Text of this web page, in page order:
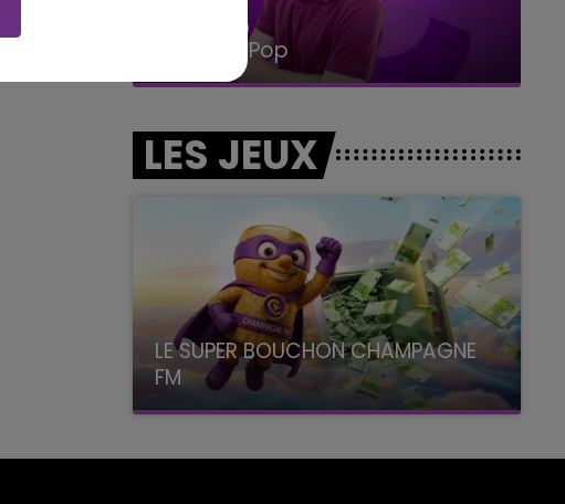
14h00 - 15h00
La Radio Pop
LES JEUX
LE SUPER BOUCHON CHAMPAGNE
FM
avec La Famille Champagne FM, à 8H10